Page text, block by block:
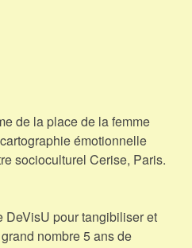
de la place de la femme
émotionnelle
socioculturel Cerise, Paris.
DeVisU pour tangibiliser et
nombre 5 ans de